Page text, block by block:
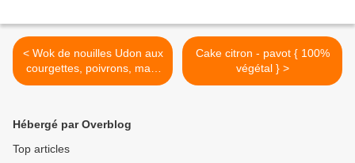
< Wok de nouilles Udon aux
courgettes, poivrons, maïs
et sauce soja bio Tanoshi
Cake citron - pavot { 100%
végétal } >
Hébergé par Overblog
Top articles